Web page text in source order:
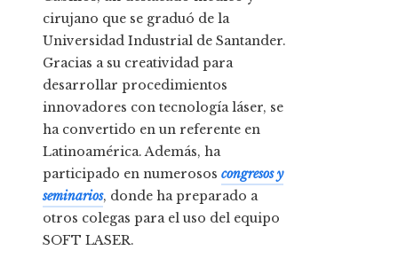
cirujano que se graduó de la
Universidad Industrial de Santander.
Gracias a su creatividad para
desarrollar procedimientos
innovadores con tecnología láser, se
ha convertido en un referente en
Latinoamérica. Además, ha
participado en numerosos congresos y
seminarios, donde ha preparado a
otros colegas para el uso del equipo
SOFT LASER.